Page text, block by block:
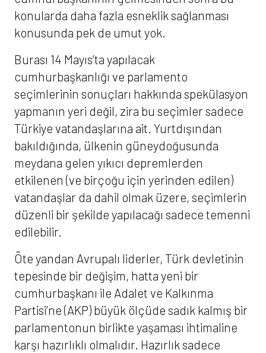
konularda daha fazla esneklik sağlanması
konusunda pek de umut yok.
Burası 14 Mayıs’ta yapılacak
cumhurbaşkanlığı ve parlamento
seçimlerinin sonuçları hakkında spekülasyon
yapmanın yeri değil, zira bu seçimler sadece
Türkiye vatandaşlarına ait. Yurtdışından
bakıldığında, ülkenin güneydoğusunda
meydana gelen yıkıcı depremlerden
etkilenen (ve birçoğu için yerinden edilen)
vatandaşlar da dahil olmak üzere, seçimlerin
düzenli bir şekilde yapılacağı sadece temenni
edilebilir.
Öte yandan Avrupalı liderler, Türk devletinin
tepesinde bir değişim, hatta yeni bir
cumhurbaşkanı ile Adalet ve Kalkınma
Partisi’ne (AKP) büyük ölçüde sadık kalmış bir
parlamentonun birlikte yaşaması ihtimaline
karşı hazırlıklı olmalıdır. Hazırlık sadece